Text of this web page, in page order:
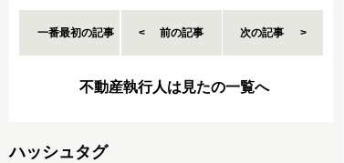
一番最初の記事 前の記事 次の記事
不動産執行人は見たの一覧へ
ハッシュタグ